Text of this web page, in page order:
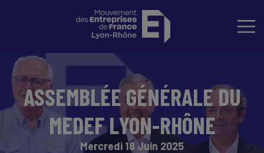
ASSEMBLÉE GÉNÉRALE DU
MEDEF LYON-RHÔNE
Mercredi 18 Juin 2025